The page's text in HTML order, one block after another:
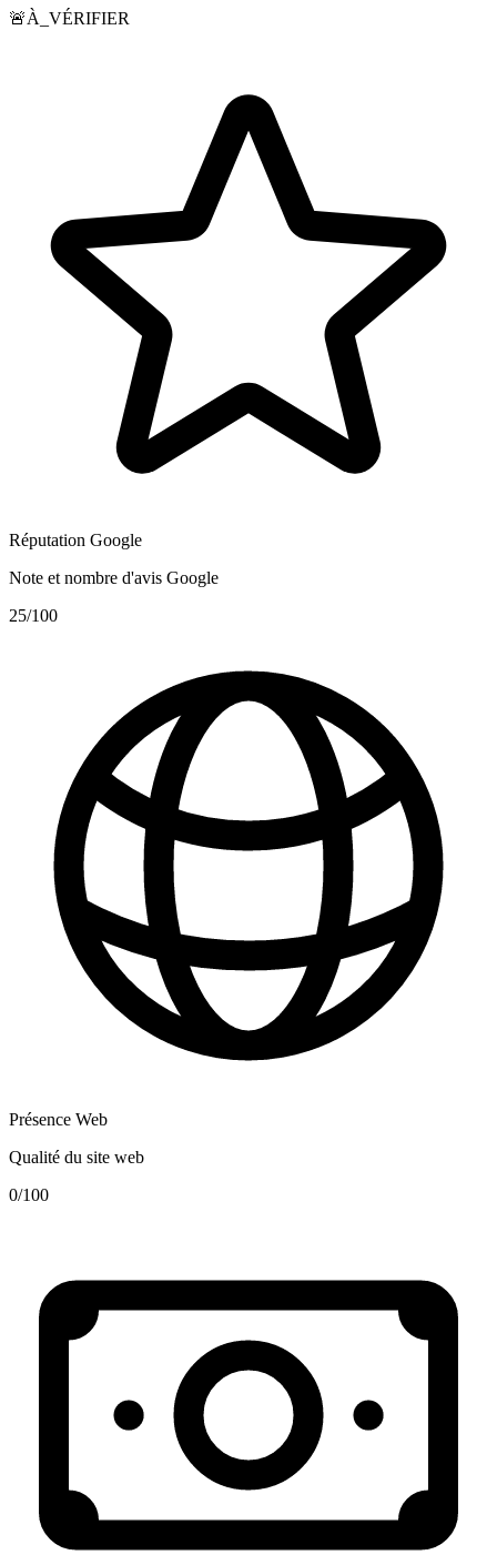
🚨À_VÉRIFIER
Réputation Google
Note et nombre d'avis Google
25/100
Présence Web
Qualité du site web
0/100